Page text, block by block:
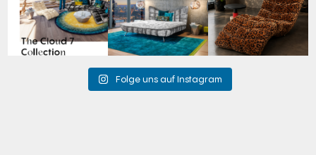
63 1 151 3 205 4
Folge uns auf Instagram